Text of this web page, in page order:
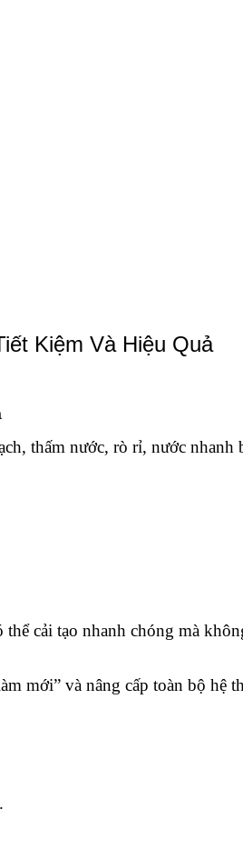
Kiệm Và Hiệu Quả
thấm nước, rò rỉ, nước
cải tạo nhanh chóng mà
mới” và nâng cấp toàn bộ hệ